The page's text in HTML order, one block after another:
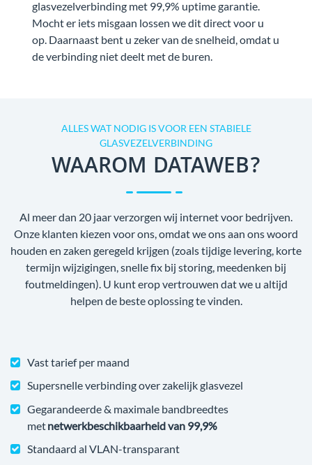
glasvezelverbinding met 99,9% uptime garantie.
Mocht er iets misgaan lossen we dit direct voor u
op. Daarnaast bent u zeker van de snelheid, omdat u
de verbinding niet deelt met de buren.
ALLES WAT NODIG IS VOOR EEN STABIELE
GLASVEZELVERBINDING
WAAROM DATAWEB?
Al meer dan 20 jaar verzorgen wij internet voor bedrijven.
Onze klanten kiezen voor ons, omdat we ons aan ons woord
houden en zaken geregeld krijgen (zoals tijdige levering, korte
termijn wijzigingen, snelle fix bij storing, meedenken bij
foutmeldingen). U kunt erop vertrouwen dat we u altijd
helpen de beste oplossing te vinden.
Vast tarief per maand
Supersnelle verbinding over zakelijk glasvezel
Gegarandeerde & maximale bandbreedtes
metnetwerkbeschikbaarheid van 99,9%
Standaard al VLAN-transparant